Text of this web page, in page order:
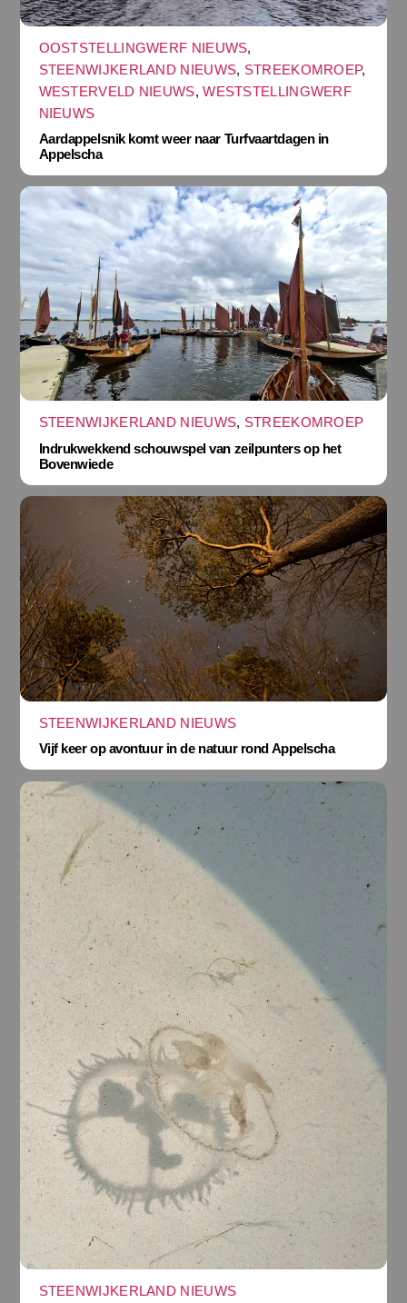
OOSTSTELLINGWERF NIEUWS,
STEENWIJKERLAND NIEUWS, STREEKOMROEP,
WESTERVELD NIEUWS,WESTSTELLINGWERF
NIEUWS
Aardappelsnik komt weer naar Turfvaartdagen in
Appelscha
STEENWIJKERLAND NIEUWS, STREEKOMROEP
Indrukwekkend schouwspel van zeilpunters op het
Bovenwiede
STEENWIJKERLAND NIEUWS
Vijf keer op avontuur in de natuur rond Appelscha
STEENWIJKERLAND NIEUWS